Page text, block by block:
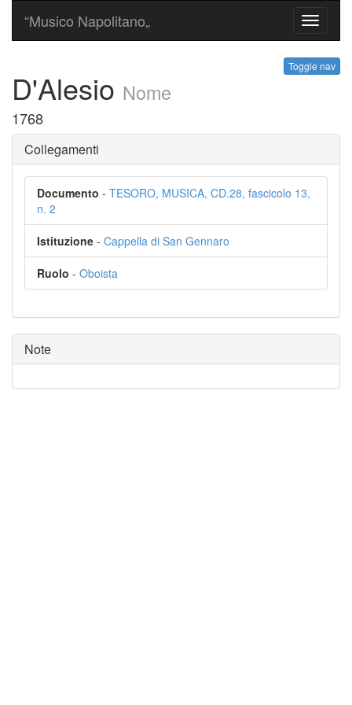
Toggle
“Musico Napolitano„
Toggle nav
D'Alesio Nome
1768
Collegamenti
Documento - TESORO, MUSICA, CD.28, fascicolo 13,
n. 2
Istituzione - Cappella di San Gennaro
Ruolo - Oboista
Note